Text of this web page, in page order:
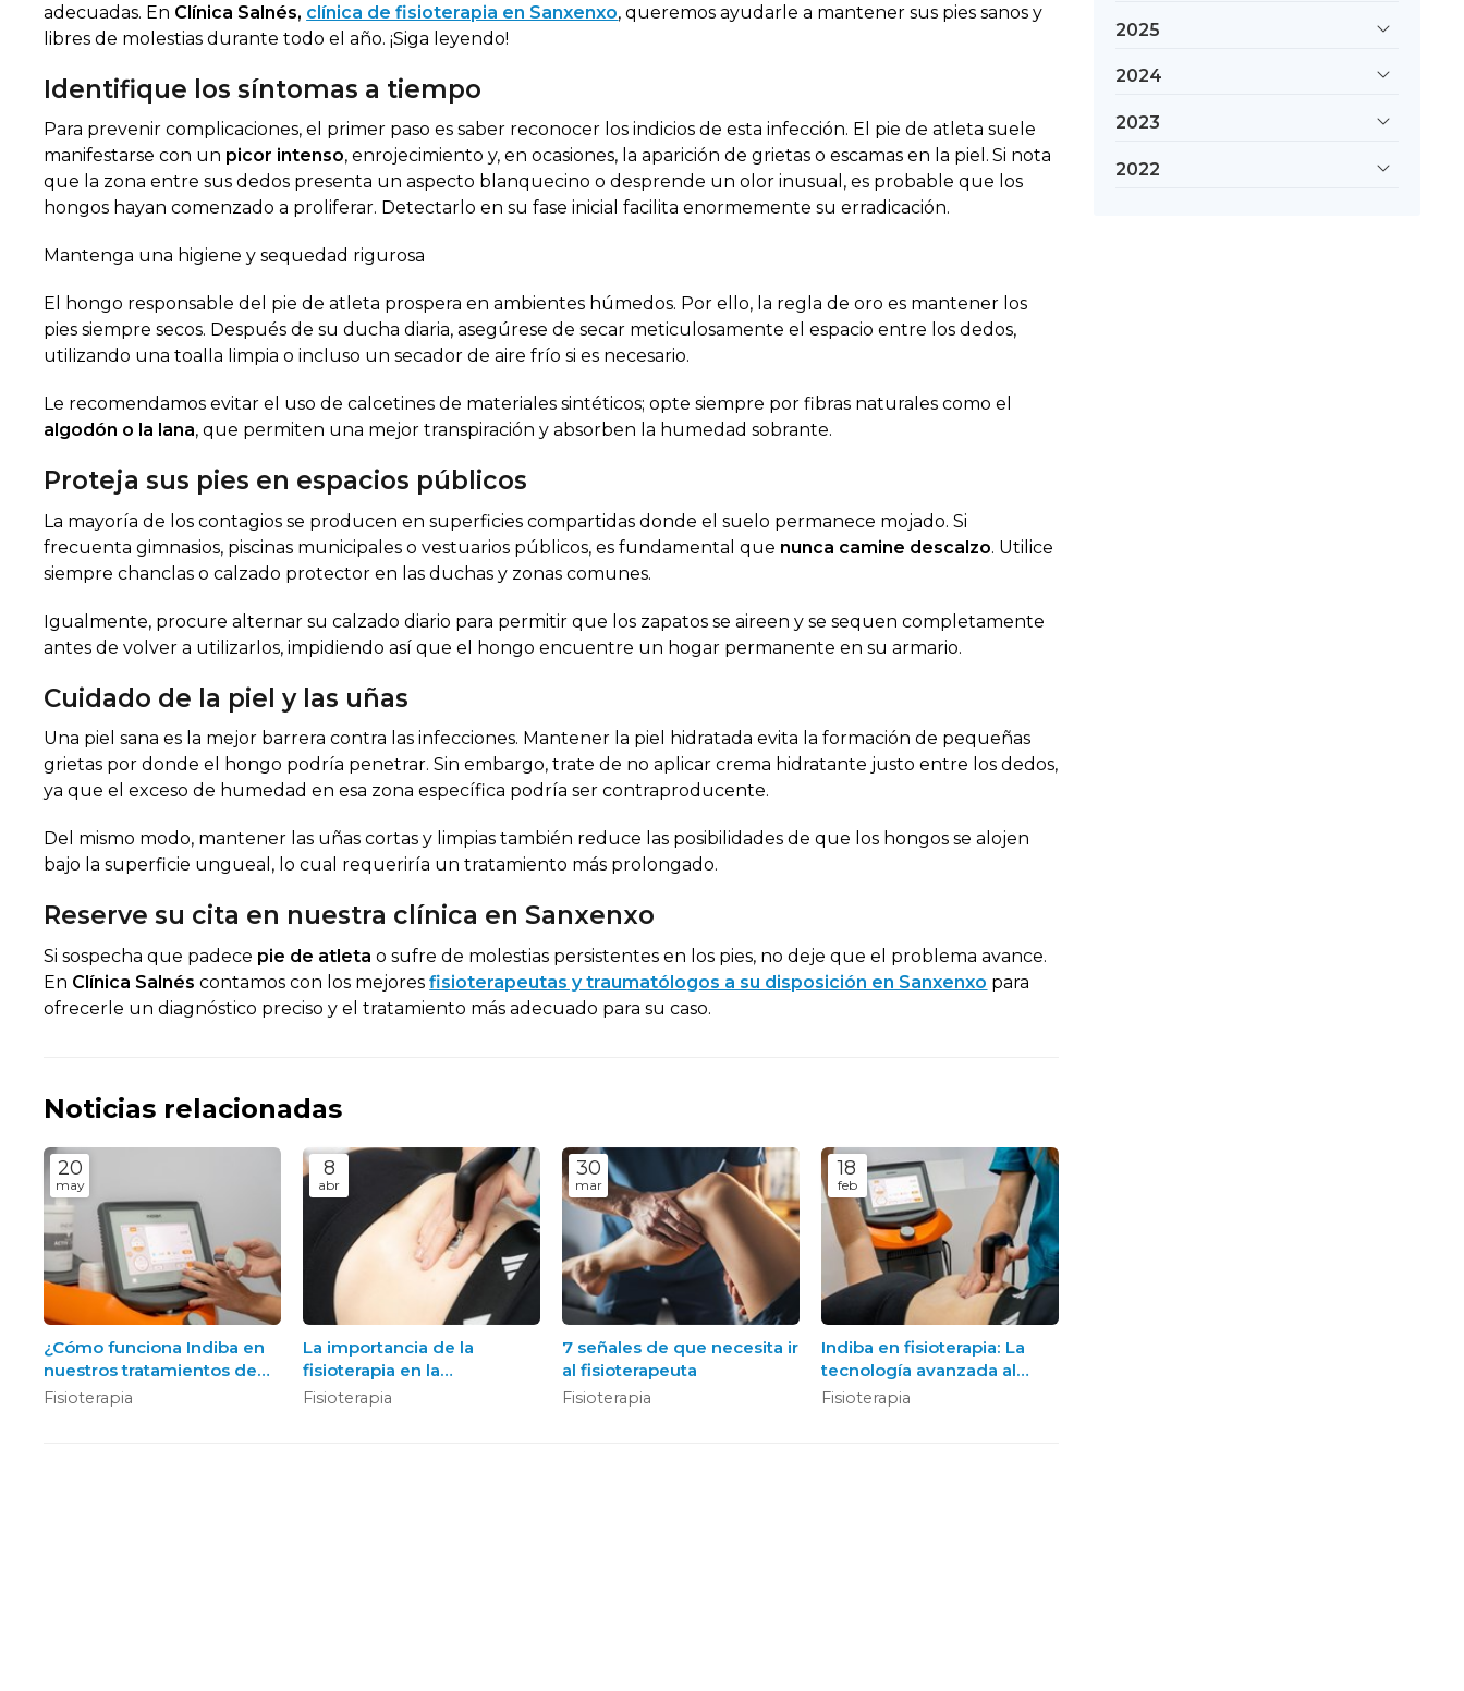
adecuadas. En Clínica Salnés, clínica de fisioterapia en Sanxenxo, queremos ayudarle a mantener sus pies sanos y
libres de molestias durante todo el año. ¡Siga leyendo!
Identifique los síntomas a tiempo
Para prevenir complicaciones, el primer paso es saber reconocer los indicios de esta infección. El pie de atleta suele
manifestarse con un picor intenso, enrojecimiento y, en ocasiones, la aparición de grietas o escamas en la piel. Si nota
que la zona entre sus dedos presenta un aspecto blanquecino o desprende un olor inusual, es probable que los
hongos hayan comenzado a proliferar. Detectarlo en su fase inicial facilita enormemente su erradicación.
Mantenga una higiene y sequedad rigurosa
El hongo responsable del pie de atleta prospera en ambientes húmedos. Por ello, la regla de oro es mantener los
pies siempre secos. Después de su ducha diaria, asegúrese de secar meticulosamente el espacio entre los dedos,
utilizando una toalla limpia o incluso un secador de aire frío si es necesario.
Le recomendamos evitar el uso de calcetines de materiales sintéticos; opte siempre por fibras naturales como el
algodón o la lana, que permiten una mejor transpiración y absorben la humedad sobrante.
Proteja sus pies en espacios públicos
La mayoría de los contagios se producen en superficies compartidas donde el suelo permanece mojado. Si
frecuenta gimnasios, piscinas municipales o vestuarios públicos, es fundamental que nunca camine descalzo. Utilice
siempre chanclas o calzado protector en las duchas y zonas comunes.
Igualmente, procure alternar su calzado diario para permitir que los zapatos se aireen y se sequen completamente
antes de volver a utilizarlos, impidiendo así que el hongo encuentre un hogar permanente en su armario.
Cuidado de la piel y las uñas
Una piel sana es la mejor barrera contra las infecciones. Mantener la piel hidratada evita la formación de pequeñas
grietas por donde el hongo podría penetrar. Sin embargo, trate de no aplicar crema hidratante justo entre los dedos,
ya que el exceso de humedad en esa zona específica podría ser contraproducente.
Del mismo modo, mantener las uñas cortas y limpias también reduce las posibilidades de que los hongos se alojen
bajo la superficie ungueal, lo cual requeriría un tratamiento más prolongado.
Reserve su cita en nuestra clínica en Sanxenxo
Si sospecha que padece pie de atleta o sufre de molestias persistentes en los pies, no deje que el problema avance.
En Clínica Salnés contamos con los mejoresfisioterapeutas y traumatólogos a su disposición en Sanxenxo para
ofrecerle un diagnóstico preciso y el tratamiento más adecuado para su caso.
Noticias relacionadas
20
may
¿Cómo funciona Indiba en
nuestros tratamientos de
fisioterapia en Sanxenxo?
Fisioterapia
8
abr
La importancia de la
fisioterapia en la
rehabilitación post-
Fisioterapia
30
mar
7 señales de que necesita ir
al fisioterapeuta
Fisioterapia
18
feb
Indiba en fisioterapia: La
tecnología avanzada al
servicio de tu recuperación
Fisioterapia
2025
2024
2023
2022